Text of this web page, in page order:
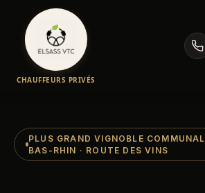
contenu
CHAUFFEURS PRIVÉS
Taxi et VTC Dambach —
PLUS GRAND VIGNOBLE
BAS-RHIN · ROUTE DES VINS